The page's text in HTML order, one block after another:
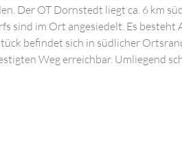
Der OT Dornstedt liegt ca. 6 km
sind im Ort angesiedelt. Es besteht
befindet sich in südlicher
Weg erreichbar. Umliegend